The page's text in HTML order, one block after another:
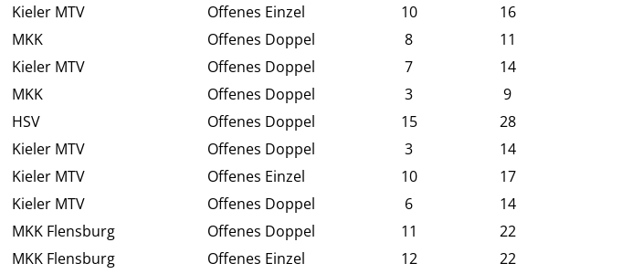
Kieler MTV Offenes Einzel 10
16
MKK Offenes Doppel 8
11
Kieler MTV Offenes Doppel 7
14
MKK Offenes Doppel 3
9
HSV Offenes Doppel 15
28
Kieler MTV Offenes Doppel 3
14
Kieler MTV Offenes Einzel 10
17
Kieler MTV Offenes Doppel 6
14
MKK Flensburg Offenes Doppel 11
22
MKK Flensburg Offenes Einzel 12 22